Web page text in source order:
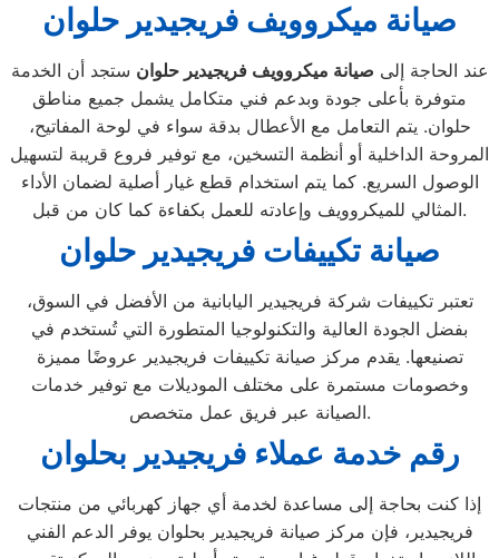
صيانة ميكروويف فريجيدير حلوان
عند الحاجة إلى صيانة ميكروويف فريجيدير حلوان ستجد أن الخدمة
متوفرة بأعلى جودة وبدعم فني متكامل يشمل جميع مناطق
حلوان. يتم التعامل مع الأعطال بدقة سواء في لوحة المفاتيح،
المروحة الداخلية أو أنظمة التسخين، مع توفير فروع قريبة لتسهيل
الوصول السريع. كما يتم استخدام قطع غيار أصلية لضمان الأداء
المثالي للميكروويف وإعادته للعمل بكفاءة كما كان من قبل.
صيانة تكييفات فريجيدير حلوان
تعتبر تكييفات شركة فريجيدير اليابانية من الأفضل في السوق،
بفضل الجودة العالية والتكنولوجيا المتطورة التي تُستخدم في
تصنيعها. يقدم مركز صيانة تكييفات فريجيدير عروضًا مميزة
وخصومات مستمرة على مختلف الموديلات مع توفير خدمات
الصيانة عبر فريق عمل متخصص.
رقم خدمة عملاء فريجيدير بحلوان
إذا كنت بحاجة إلى مساعدة لخدمة أي جهاز كهربائي من منتجات
فريجيدير، فإن مركز صيانة فريجيدير بحلوان يوفر الدعم الفني